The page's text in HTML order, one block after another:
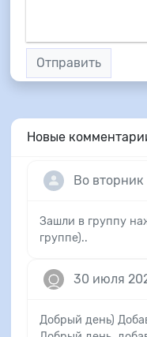
Отправить
Новые
Во вторник
Зашли в группу
группе)..
30 июля
Добрый день)